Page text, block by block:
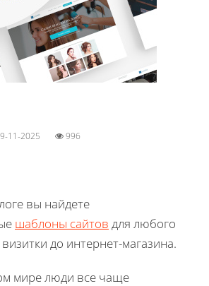
11-2025 996
вы найдете
шаблоны сайтов для любого
до интернет-магазина.
мире люди все чаще